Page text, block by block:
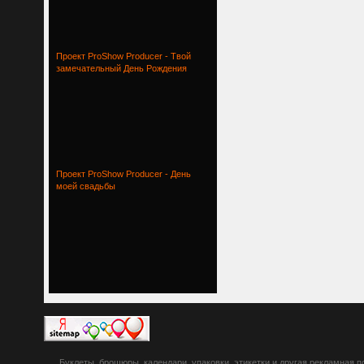
Проект ProShow Producer - Твой
замечательный День Рождения
Проект ProShow Producer - День
моей свадьбы